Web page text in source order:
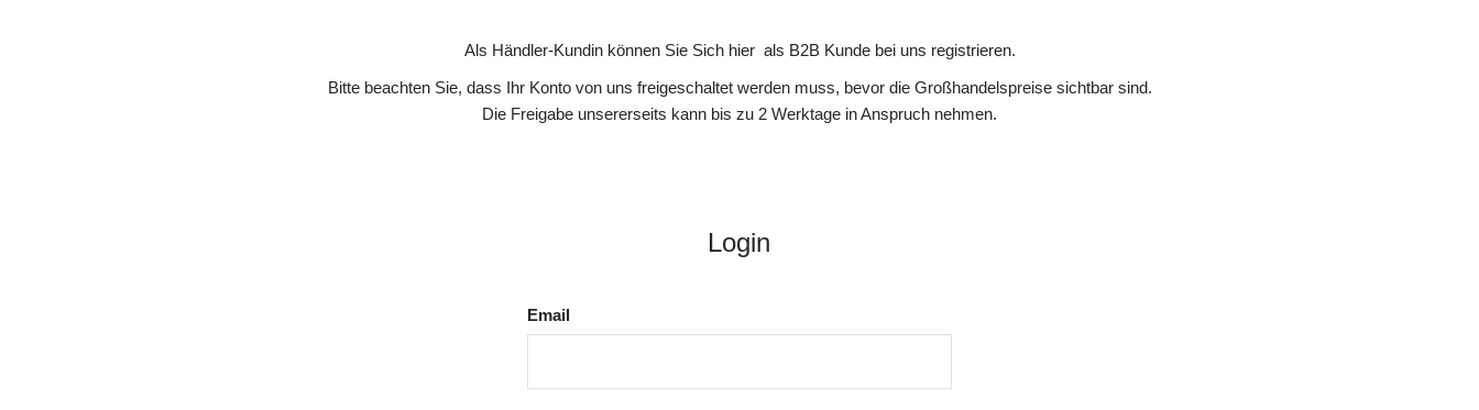
Als Händler-Kundin können Sie Sich hier als B2B Kunde bei uns registrieren.
Bitte beachten Sie, dass Ihr Konto von uns freigeschaltet werden muss, bevor die Großhandelspreise sichtbar sind.
Die Freigabe unsererseits kann bis zu 2 Werktage in Anspruch nehmen.
Login
Email